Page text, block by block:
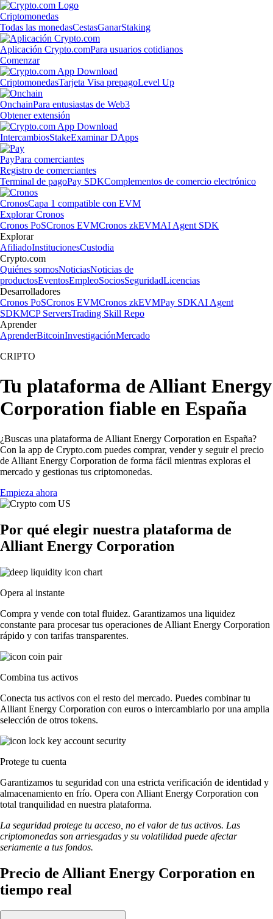
Criptomonedas
Todas las monedasCestasGanarStaking
Aplicación Crypto.comPara usuarios cotidianos
Comenzar
CriptomonedasTarjeta Visa prepagoLevel Up
OnchainPara entusiastas de Web3
Obtener extensión
IntercambiosStakeExaminar DApps
PayPara comerciantes
Registro de comerciantes
Terminal de pagoPay SDKComplementos de comercio electrónico
CronosCapa 1 compatible con EVM
Explorar Cronos
Cronos PoSCronos EVMCronos zkEVMAI Agent SDK
Explorar
AfiliadoInstitucionesCustodia
Crypto.com
Quiénes somosNoticiasNoticias de
productosEventosEmpleoSociosSeguridadLicencias
Desarrolladores
Cronos PoSCronos EVMCronos zkEVMPay SDKAI Agent
SDKMCP ServersTrading Skill Repo
Aprender
AprenderBitcoinInvestigaciónMercado
CRIPTO
Tu plataforma de Alliant Energy
Corporation fiable en España
¿Buscas una plataforma de Alliant Energy Corporation en España?
Con la app de Crypto.com puedes comprar, vender y seguir el precio
de Alliant Energy Corporation de forma fácil mientras exploras el
mercado y gestionas tus criptomonedas.
Empieza ahora
Por qué elegir nuestra plataforma de
Alliant Energy Corporation
Opera al instante
Compra y vende con total fluidez. Garantizamos una liquidez
constante para procesar tus operaciones de Alliant Energy Corporation
rápido y con tarifas transparentes.
Combina tus activos
Conecta tus activos con el resto del mercado. Puedes combinar tu
Alliant Energy Corporation con euros o intercambiarlo por una amplia
selección de otros tokens.
Protege tu cuenta
Garantizamos tu seguridad con una estricta verificación de identidad y
almacenamiento en frío. Opera con Alliant Energy Corporation con
total tranquilidad en nuestra plataforma.
La seguridad protege tu acceso, no el valor de tus activos. Las
criptomonedas son arriesgadas y su volatilidad puede afectar
seriamente a tus fondos.
Precio de Alliant Energy Corporation en
tiempo real